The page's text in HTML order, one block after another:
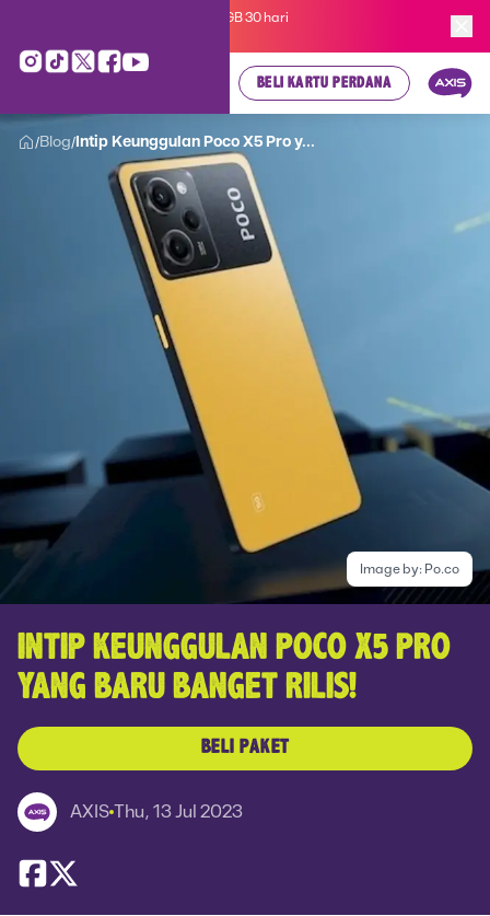
Kartu Perdana AXIS Suka-Suka 3GB 30 hari
BELI KARTU PERDANA
/Blog/ Intip Keunggulan Poco X5 Pro y...
Image by: Po.co
INTIP KEUNGGULAN POCO X5 PRO
YANG BARU BANGET RILIS!
BELI PAKET
AXIS Thu, 13 Jul 2023